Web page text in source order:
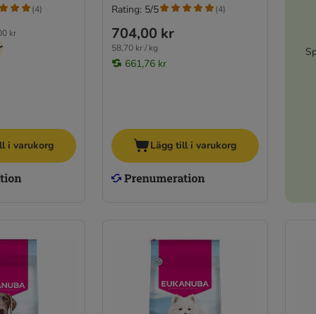
kr
(4)
i varukorg
704,00 kr
58,70 kr / kg
661,76 kr
Rating: 5/5 (4)
Lägg till i varukorg